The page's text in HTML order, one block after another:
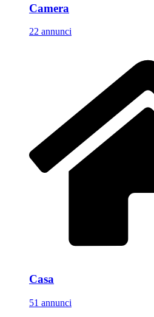
Camera
22 annunci
Casa
51 annunci